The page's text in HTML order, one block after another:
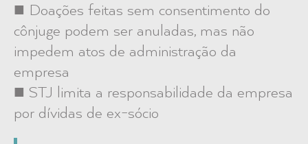
■ Doações feitas sem consentimento do
cônjuge podem ser anuladas, mas não
impedem atos de administração da
empresa
■ STJ limita a responsabilidade da empresa
por dívidas de ex-sócio